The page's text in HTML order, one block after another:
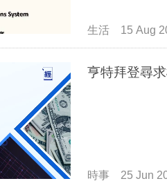
生活 15 Aug
亨特拜登尋
時事 25 Jun